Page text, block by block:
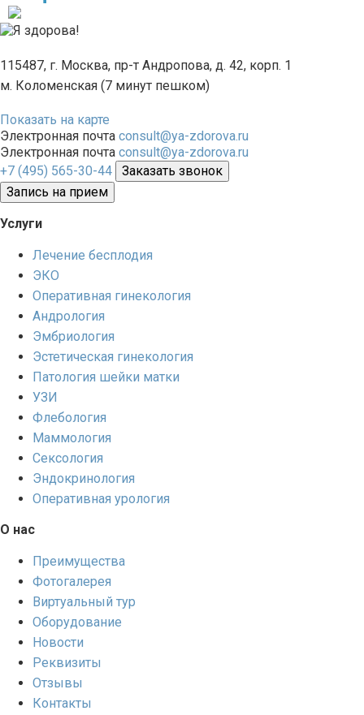
115487, г. Москва, пр-т Андропова, д. 42, корп. 1
м. Коломенская (7 минут пешком)
Показать на карте
Электронная почта consult@ya-zdorova.ru
Электронная почта consult@ya-zdorova.ru
+7 (495) 565-30-44
Заказать звонок
Запись на прием
Услуги
Лечение бесплодия
ЭКО
Оперативная гинекология
Андрология
Эмбриология
Эстетическая гинекология
Патология шейки матки
УЗИ
Флебология
Маммология
Сексология
Эндокринология
Оперативная урология
О нас
Преимущества
Фотогалерея
Виртуальный тур
Оборудование
Новости
Реквизиты
Отзывы
Контакты